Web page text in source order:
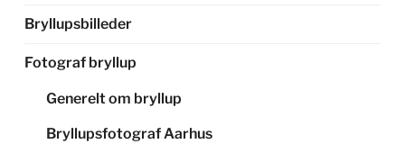
Bryllupsbilleder
Fotograf bryllup
Generelt om bryllup
Bryllupsfotograf Aarhus